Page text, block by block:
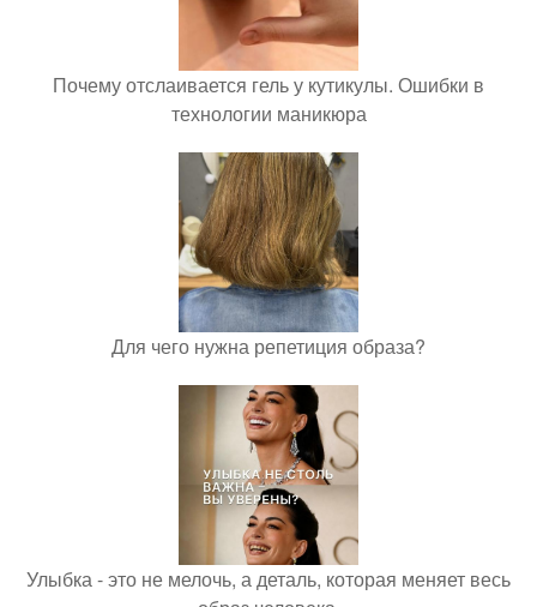
Почему отслаивается гель у кутикулы. Ошибки в
технологии маникюра
Для чего нужна репетиция образа?
Улыбка - это не мелочь, а деталь, которая меняет весь